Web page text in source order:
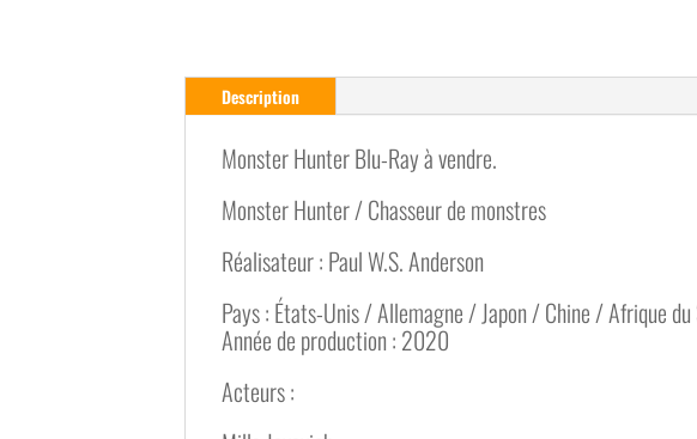
Description
Monster Hunter Blu-Ray à vendre.
Monster Hunter / Chasseur de monstres
Réalisateur : Paul W.S. Anderson
Pays : États-Unis / Allemagne / Japon / Chine / Afrique du
Année de production : 2020
Acteurs :